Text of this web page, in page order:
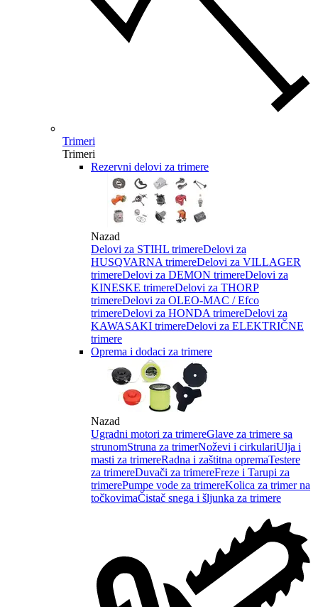
Trimeri
Trimeri
Rezervni delovi za trimere
Nazad
Delovi za STIHL trimereDelovi za
HUSQVARNA trimereDelovi za VILLAGER
trimereDelovi za DEMON trimereDelovi za
KINESKE trimereDelovi za THORP
trimereDelovi za OLEO-MAC / Efco
trimereDelovi za HONDA trimereDelovi za
KAWASAKI trimereDelovi za ELEKTRIČNE
trimere
Oprema i dodaci za trimere
Nazad
Ugradni motori za trimereGlave za trimere sa
strunomStruna za trimerNoževi i cirkulariUlja i
masti za trimereRadna i zaštitna opremaTestere
za trimereDuvači za trimereFreze i Tarupi za
trimerePumpe vode za trimereKolica za trimer na
točkovimaČistač snega i šljunka za trimere